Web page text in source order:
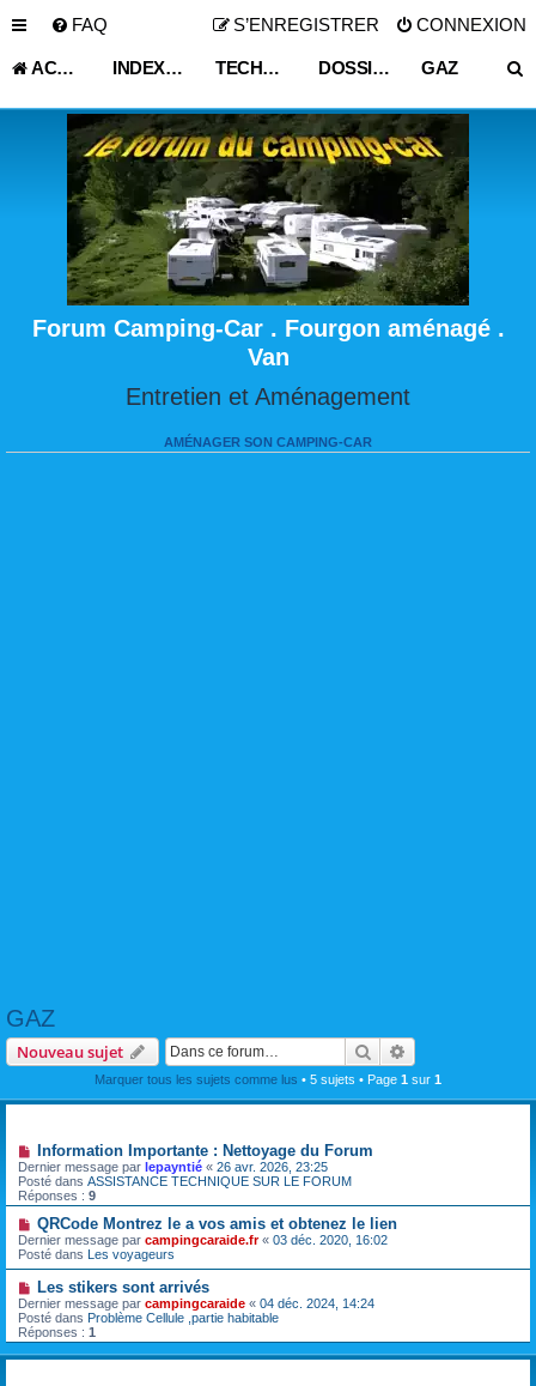
FAQ CONNEXION
S’ENREGISTRER
ACCUEIL INDEX DU FORUM TECHNIQUE VIE PRATIQUE DOSSIER TELECHARGEABLE VEHICULE LOISIR GAZ
Forum Camping-Car . Fourgon aménagé .
Van
Entretien et Aménagement
AMÉNAGER SON CAMPING-CAR
GAZ
Nouveau sujet Rechercher
Marquer tous les sujets comme lus • 5 sujets • Page 1 sur 1
Information Importante : Nettoyage du Forum
Dernier message par lepayntié « 26 avr. 2026, 23:25
Posté dans ASSISTANCE TECHNIQUE SUR LE FORUM
Réponses : 9
QRCode Montrez le a vos amis et obtenez le lien
Dernier message par campingcaraide.fr« 03 déc. 2020, 16:02
Posté dans Les voyageurs
Les stikers sont arrivés
Dernier message par campingcaraide « 04 déc. 2024, 14:24
Posté dans Problème Cellule ,partie habitable
Réponses : 1